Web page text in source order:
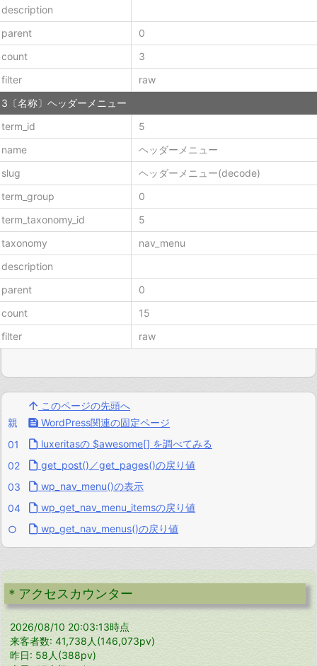
description
parent
0
count
3
filter
raw
3〔名称〕ヘッダーメニュー
term_id
5
name
ヘッダーメニュー
slug
ヘッダーメニュー(decode)
term_group
0
term_taxonomy_id
5
taxonomy
nav_menu
description
parent
0
count
15
filter
raw
 このページの先頭へ
親
 WordPress関連の固定ページ
01
 luxeritasの $awesome[] を調べてみる
02
 get_post()／get_pages()の戻り値
03
 wp_nav_menu()の表示
04
 wp_get_nav_menu_itemsの戻り値
○
 wp_get_nav_menus()の戻り値
＊アクセスカウンター
2026/08/10 20:03:13時点
来客者数: 41,738人(146,073pv)
昨日: 58人(388pv)